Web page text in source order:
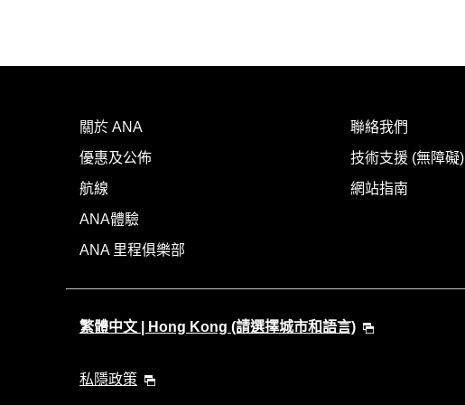
關於 ANA
優惠及公佈
航線
ANA體驗
ANA 里程俱樂部
聯絡我們
技術支援 (無障礙)
網站指南
繁體中文 | Hong Kong (請選擇城市和語言)
私隱政策